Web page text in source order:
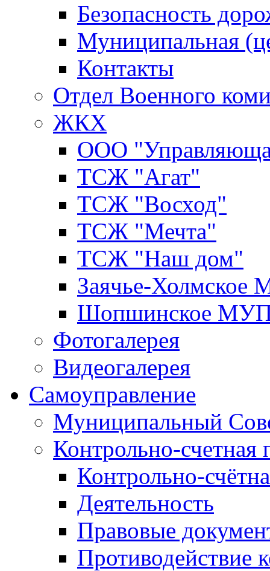
Безопасность
Муниципальная
Контакты
Отдел Военного
ЖКХ
ООО
ТСЖ "Агат"
ТСЖ "Восход"
ТСЖ "Мечта"
ТСЖ "Наш дом"
Заячье-
Шопшинское
Фотогалерея
Видеогалерея
Самоуправление
Муниципальный
Контрольно-счетная
Контрольно-
Деятельность
Правовые
Противодействие